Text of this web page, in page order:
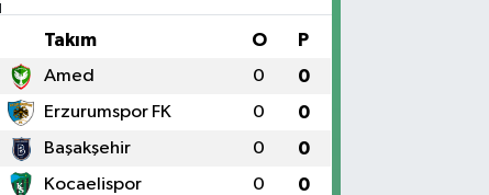
Takım O P
Amed 0 0
Erzurumspor FK 0 0
Başakşehir 0 0
Kocaelispor 0 0